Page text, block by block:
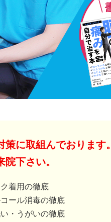
に取組んでおります。
下さい。
着用の徹底
ール消毒の徹底
・うがいの徹底